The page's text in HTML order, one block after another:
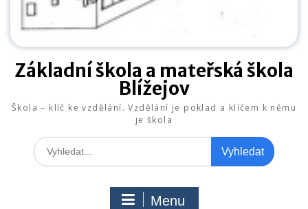
Základní škola a mateřská škola
Blížejov
Škola – klíč ke vzdělání. Vzdělání je poklad a klíčem k němu
je škola
Search
for:
Menu